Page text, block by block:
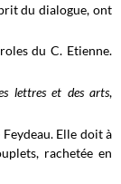
du dialogue, ont
du C. Etienne.
lettres et des arts,
Elle doit à
rachetée en